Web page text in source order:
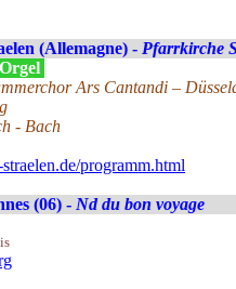
(Allemagne) - Pfarrkirche
Ars Cantandi –
- Bach
programm.html
(06) - Nd du bon voyage